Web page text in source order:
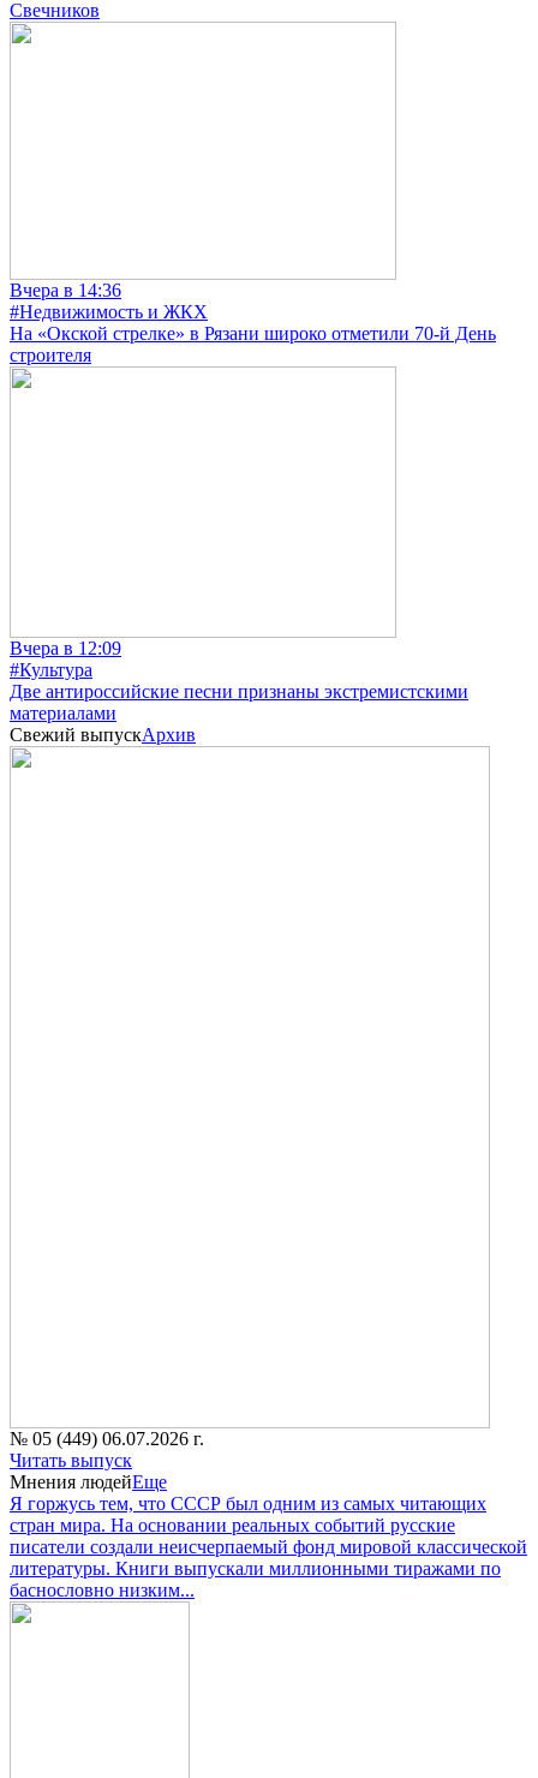
Свечников
Вчера в 14:36
#Недвижимость и ЖКХ
На «Окской стрелке» в Рязани широко отметили 70-й День
строителя
Вчера в 12:09
#Культура
Две антироссийские песни признаны экстремистскими
материалами
Свежий выпускАрхив
№ 05 (449) 06.07.2026 г.
Читать выпуск
Мнения людейЕще
Я горжусь тем, что СССР был одним из самых читающих
стран мира. На основании реальных событий русские
писатели создали неисчерпаемый фонд мировой классической
литературы. Книги выпускали миллионными тиражами по
баснословно низким...